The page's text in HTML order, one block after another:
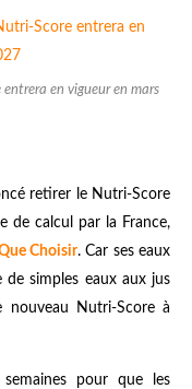
en vigueur en mars
retirer le Nutri-Score
de calcul par la France,
Choisir. Car ses eaux
de simples eaux aux jus
Nutri-Score à
pour que les